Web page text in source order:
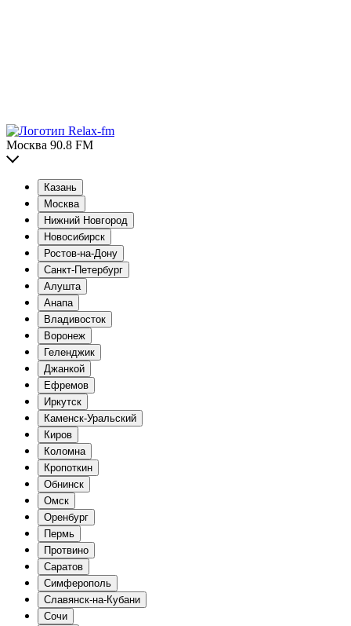
Москва 90.8 FM
Казань
Москва
Нижний Новгород
Новосибирск
Ростов-на-Дону
Санкт-Петербург
Алушта
Анапа
Владивосток
Воронеж
Геленджик
Джанкой
Ефремов
Иркутск
Каменск-Уральский
Киров
Коломна
Кропоткин
Обнинск
Омск
Оренбург
Пермь
Протвино
Саратов
Симферополь
Славянск-на-Кубани
Сочи